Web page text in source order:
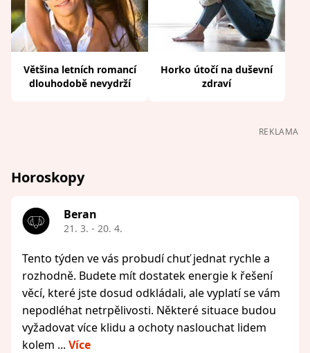
Většina letních romancí
dlouhodobě nevydrží
Horko útočí na duševní
zdraví
REKLAMA
Horoskopy
Beran
21. 3. - 20. 4.
Tento týden ve vás probudí chuť jednat rychle a
rozhodně. Budete mít dostatek energie k řešení
věcí, které jste dosud odkládali, ale vyplatí se vám
nepodléhat netrpělivosti. Některé situace budou
vyžadovat více klidu a ochoty naslouchat lidem
kolem ... Více